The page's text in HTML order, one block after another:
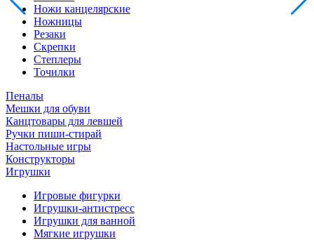
Ножи канцелярские
Ножницы
Резаки
Скрепки
Степлеры
Точилки
Пеналы
Мешки для обуви
Канцтовары для левшей
Ручки пиши-стирай
Настольные игры
Конструкторы
Игрушки
Игровые фигурки
Игрушки-антистресс
Игрушки для ванной
Мягкие игрушки